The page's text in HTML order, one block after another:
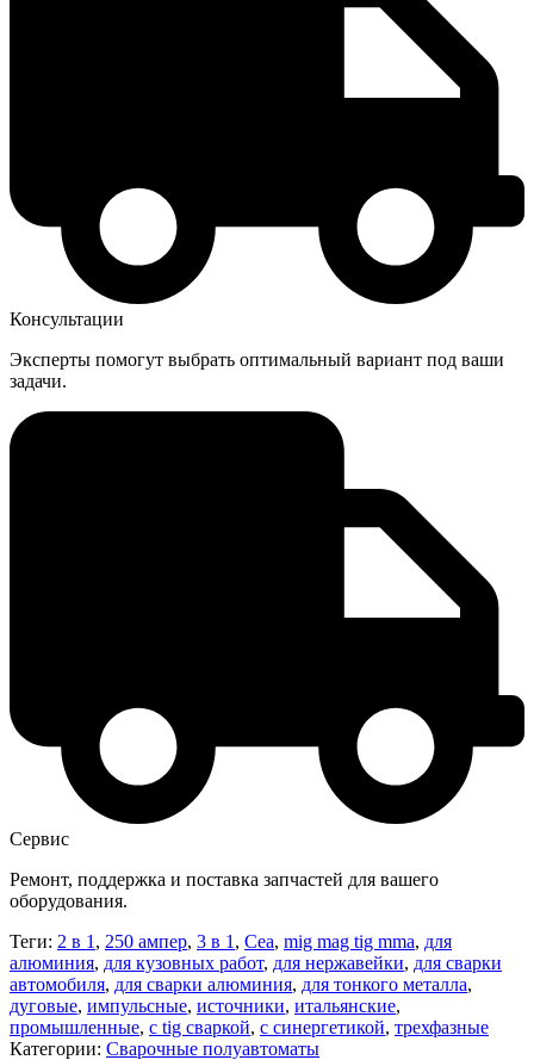
Консультации
Эксперты помогут выбрать оптимальный вариант под ваши
задачи.
Сервис
Ремонт, поддержка и поставка запчастей для вашего
оборудования.
Теги: 2 в 1 , 250 ампер, 3 в 1 , Cea, mig mag tig mma, для
алюминия, для кузовных работ, для нержавейки, для сварки
автомобиля, для сварки алюминия, для тонкого металла,
дуговые, импульсные, источники, итальянские,
промышленные, с tig сваркой, с синергетикой, трехфазные
Категории: Сварочные полуавтоматы